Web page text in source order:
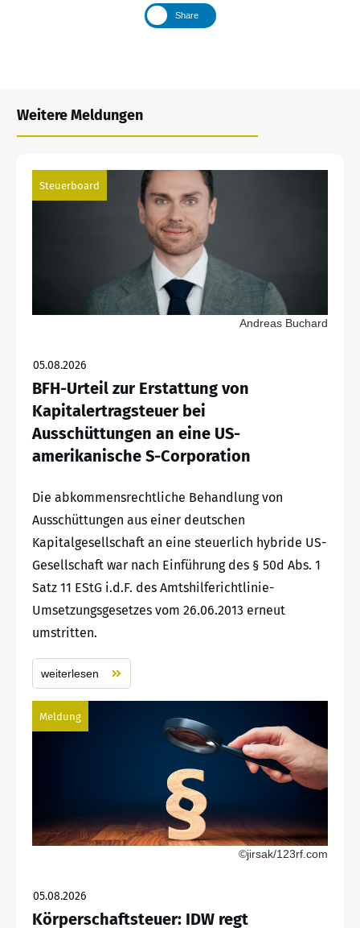
Share
Weitere Meldungen
Steuerboard
Andreas Buchard
05.08.2026
BFH-Urteil zur Erstattung von
Kapitalertragsteuer bei
Ausschüttungen an eine US-
amerikanische S-Corporation
Die abkommensrechtliche Behandlung von
Ausschüttungen aus einer deutschen
Kapitalgesellschaft an eine steuerlich hybride US-
Gesellschaft war nach Einführung des § 50d Abs. 1
Satz 11 EStG i.d.F. des Amtshilferichtlinie-
Umsetzungsgesetzes vom 26.06.2013 erneut
umstritten.
weiterlesen
Meldung
©jirsak/123rf.com
05.08.2026
Körperschaftsteuer: IDW regt